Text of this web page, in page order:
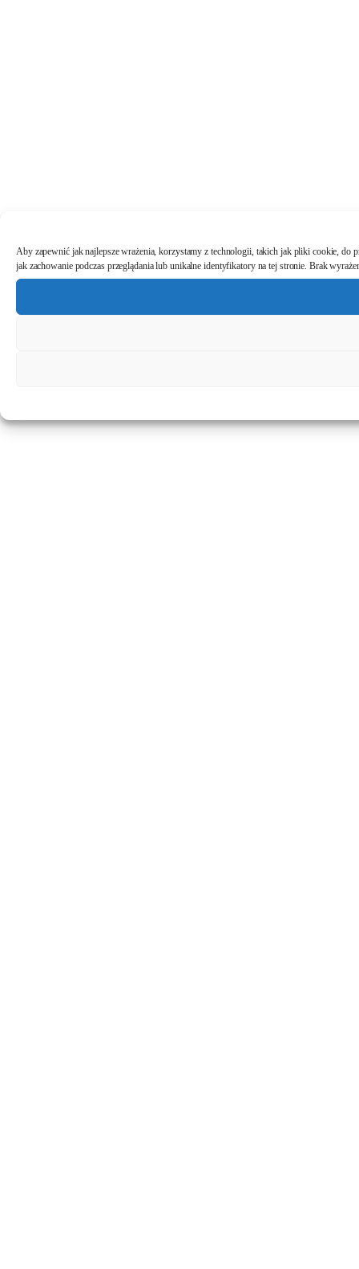
Aby zapewnić jak najlepsze wrażenia, korzystamy z technologii, takich jak pliki cookie, do
jak zachowanie podczas przeglądania lub unikalne identyfikatory na tej stronie. Brak